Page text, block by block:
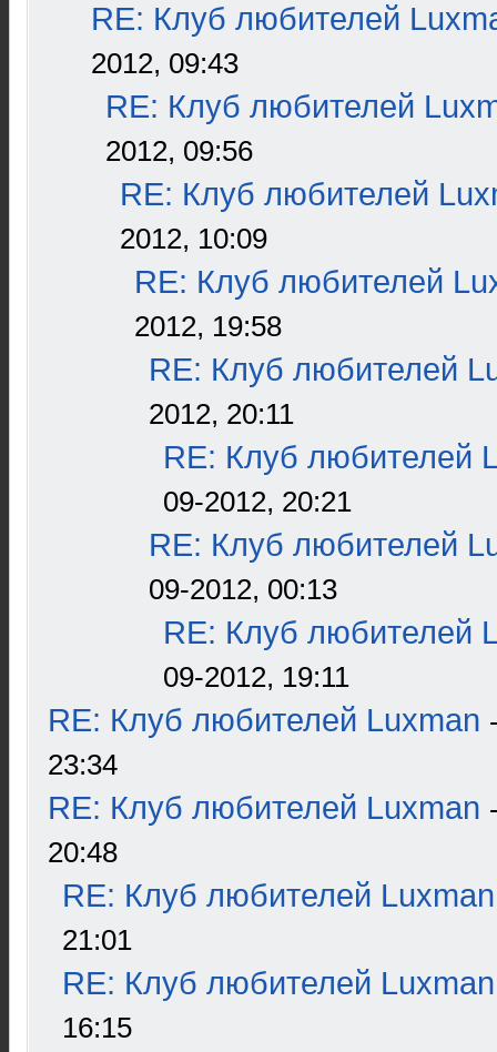
RE: Клуб любителей
2012, 09:43
RE: Клуб любителей
2012, 09:56
RE: Клуб любителей
2012, 10:09
RE: Клуб любителей
2012, 19:58
RE: Клуб любителей
2012, 20:11
RE: Клуб любителей
09-2012, 20:21
RE: Клуб любителей
09-2012, 00:13
RE: Клуб любителей
09-2012, 19:11
RE: Клуб любителей Luxman
23:34
RE: Клуб любителей Luxman
20:48
RE: Клуб любителей Luxman
21:01
RE: Клуб любителей Luxman
16:15